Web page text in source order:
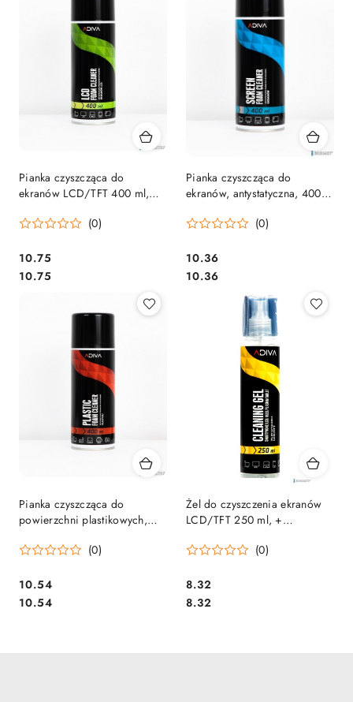
Pianka czyszcząca do
ekranów LCD/TFT 400 ml,
(0)
Cena:
10.75
Cena:
10.75
Pianka czyszcząca do
ekranów, antystatyczna, 400
(0)
Cena:
10.36
Cena:
10.36
Pianka czyszcząca do
powierzchni plastikowych,
(0)
Cena:
10.54
Cena:
10.54
Żel do czyszczenia ekranów
LCD/TFT 250 ml, +
niebieska 15x18cm ADIVA
(0)
Cena:
8.32
Cena:
8.32